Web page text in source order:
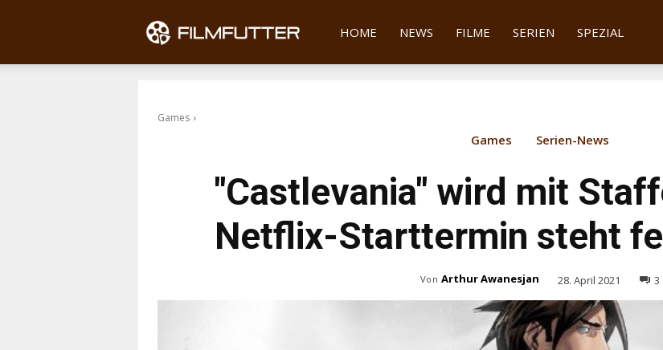
Filmfutter
HOME NEWS FILME SERIEN SPEZIAL
Games
Games Serien-News
"Castlevania" wird mit
Netflix-Starttermin steht
Von Arthur Awanesjan 28. April 2021 3